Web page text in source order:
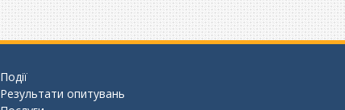
Події
Результати опитувань